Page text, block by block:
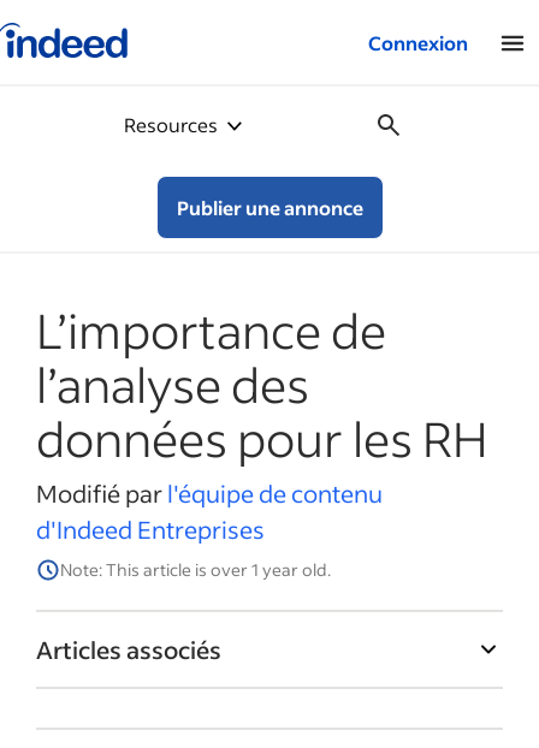
Indeed – Entreprises Connexion
Resources
Publier une annonce
L’importance de
l’analyse des
données pour les RH
Modifié parl'équipe de contenu
d'Indeed Entreprises
Note: This article is over 1 year old.
Articles associés